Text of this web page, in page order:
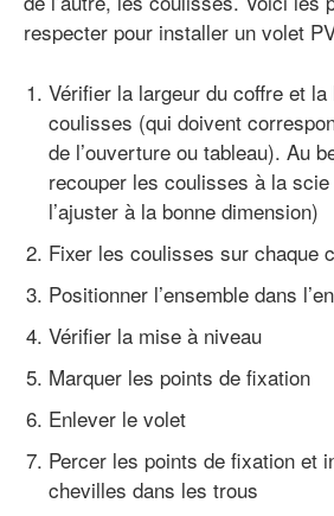
respecter pour installer un volet
Vérifier la largeur du coffre et la
coulisses (qui doivent
de l’ouverture ou tableau). Au
recouper les coulisses à la
l’ajuster à la bonne dimension)
Fixer les coulisses sur chaque
Positionner l’ensemble dans
Vérifier la mise à niveau
Marquer les points de fixation
Enlever le volet
Percer les points de fixation et
chevilles dans les trous